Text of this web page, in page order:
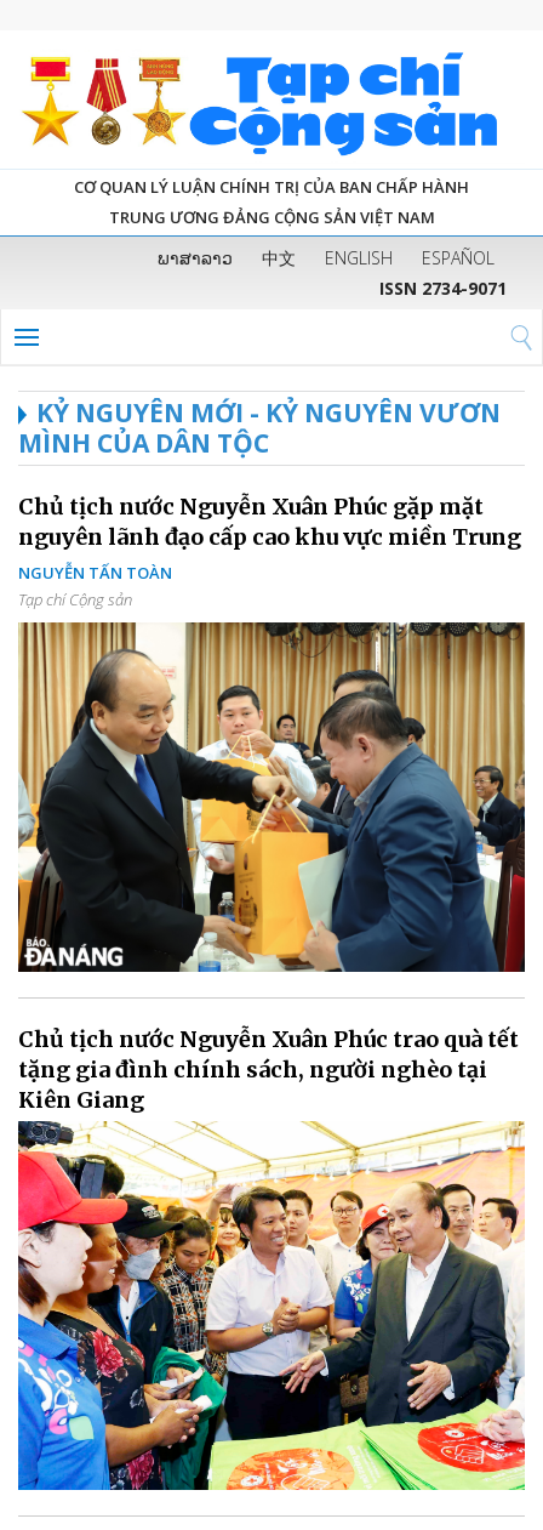
CƠ QUAN LÝ LUẬN CHÍNH TRỊ CỦA BAN CHẤP HÀNH
TRUNG ƯƠNG ĐẢNG CỘNG SẢN VIỆT NAM
ພາສາລາວ 中文 ENGLISH
ESPAÑOL
ISSN 2734-9071
KỶ NGUYÊN MỚI - KỶ NGUYÊN VƯƠN
MÌNH CỦA DÂN TỘC
Chủ tịch nước Nguyễn Xuân Phúc gặp mặt
nguyên lãnh đạo cấp cao khu vực miền Trung
NGUYỄN TẤN TOÀN
Tạp chí Cộng sản
Chủ tịch nước Nguyễn Xuân Phúc trao quà tết
tặng gia đình chính sách, người nghèo tại
Kiên Giang